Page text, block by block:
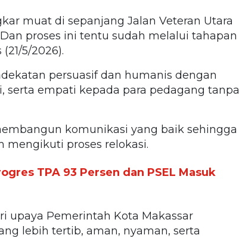
muat di sepanjang Jalan Veteran Utara
proses ini tentu sudah melalui tahapan
5/2026).
persuasif dan humanis dengan
serta empati kepada para pedagang tanpa
komunikasi yang baik sehingga
mengikuti proses relokasi.
TPA 93 Persen dan PSEL Masuk
upaya Pemerintah Kota Makassar
lebih tertib, aman, nyaman, serta